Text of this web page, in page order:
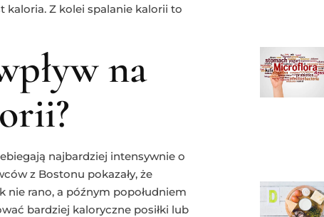
Z kolei spalanie kalorii to
na
najbardziej intensywnie o
z Bostonu pokazały, że
nie rano, a późnym popołudniem
bardziej kaloryczne posiłki lub